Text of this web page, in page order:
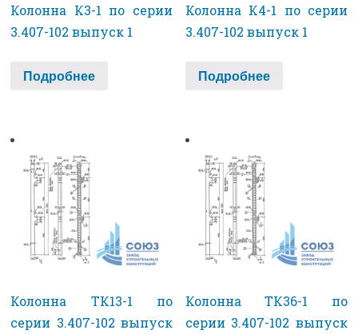
Колонна К3-1 по серии
3.407-102 выпуск 1
Подробнее
Колонна К4-1 по серии
3.407-102 выпуск 1
Подробнее
Колонна ТК13-1 по
серии 3.407-102 выпуск
Колонна ТК36-1 по
серии 3.407-102 выпуск